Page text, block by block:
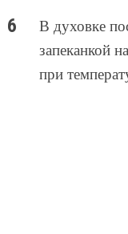
В духовке
запеканкой
при